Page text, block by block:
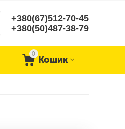
+380(67)512-70-45
+380(50)487-38-79
0
Кошик